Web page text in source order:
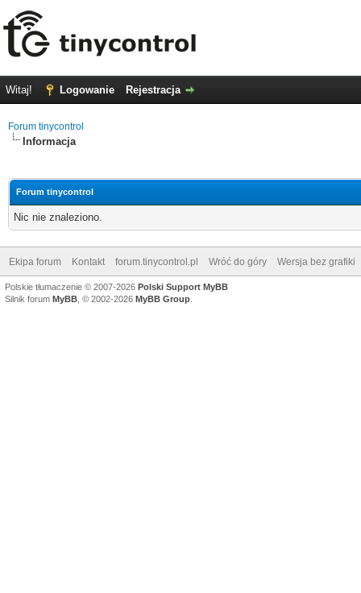
Witaj! Logowanie Rejestracja
Forum tinycontrol
Informacja
Forum tinycontrol
Nic nie znaleziono.
Ekipa forum Kontakt forum.tinycontrol.pl Wróć do góry Wersja bez grafiki
Polskie tłumaczenie © 2007-2026 Polski Support MyBB
Silnik forum MyBB , © 2002-2026 MyBB Group